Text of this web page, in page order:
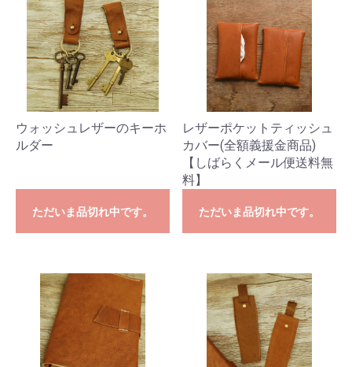
ウォッシュレザーのキーホ
ルダー
ただいま品切れ中です。
レザーポケットティッシュ
カバー(全額義援金商品)
【しばらくメール便送料無
料】
ただいま品切れ中です。